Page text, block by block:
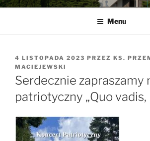
Menu
OPUBLIKOWANE
W
4 LISTOPADA 2023 PRZEZ KS.
MACIEJEWSKI
Serdecznie zapraszamy
patriotyczny „Quo vadis,